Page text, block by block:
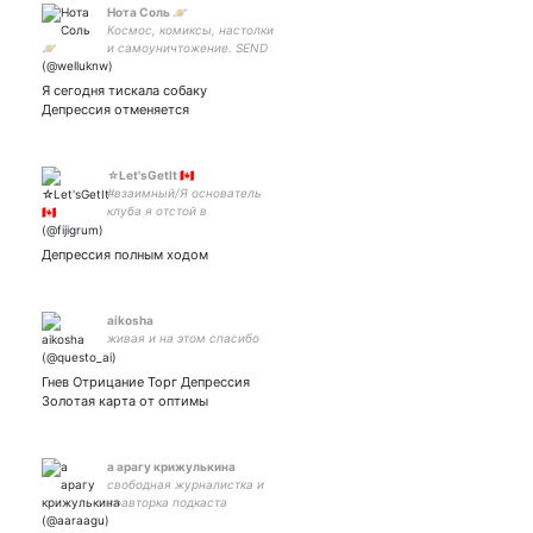
Нота Соль 🪐
Космос, комиксы, настолки
и самоуничтожение. SEND
ME UR DOGS PICS. 💛
Я сегодня тискала собаку
Депрессия отменяется
☆Let'sGetIt 🇨🇦
#взаимный/Я основатель
клуба я отстой в
говорить///
Депрессия полным ходом
aikosha
живая и на этом спасибо
Гнев Отрицание Торг Депрессия
Золотая карта от оптимы
а арагу крижулькина
свободная журналистка и
соавторка подкаста
ОКУЛАС // закрытка // she/